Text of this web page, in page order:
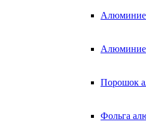
Порошок
Фольга